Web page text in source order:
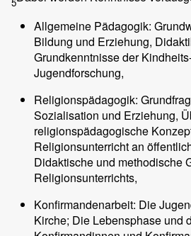
Allgemeine Pädagogik:
Bildung und Erziehung,
Grundkenntnisse der
Jugendforschung,
Religionspädagogik:
Sozialisation und Erziehung,
religionspädagogische
Religionsunterricht an
Didaktische und methodische
Religionsunterrichts,
Konfirmandenarbeit: Die
Kirche; Die Lebensphase und